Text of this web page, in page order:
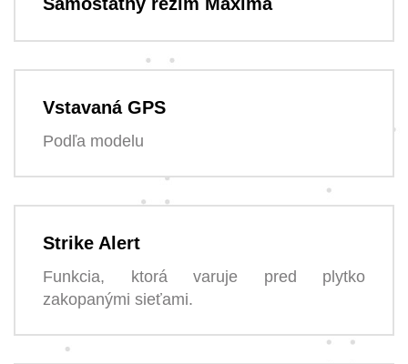
Vstavaná GPS
Podľa modelu
Strike Alert
Funkcia, ktorá varuje pred plytko
zakopanými sieťami.